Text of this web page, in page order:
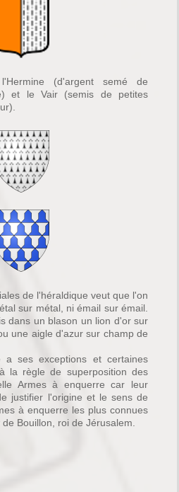
(d'argent semé de
et le Vair (semis de petites
de l'héraldique veut que l'on
sur métal, ni émail sur émail.
dans un blason un lion d'or sur
une aigle d'azur sur champ de
a ses exceptions et certaines
la règle de superposition des
Armes à enquerre car leur
justifier l'origine et le sens de
à enquerre les plus connues
Bouillon, roi de Jérusalem.